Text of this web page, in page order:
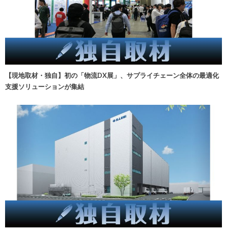
【現地取材・独自】初の「物流DX展」、サプライチェーン全体の最適化
支援ソリューションが集結